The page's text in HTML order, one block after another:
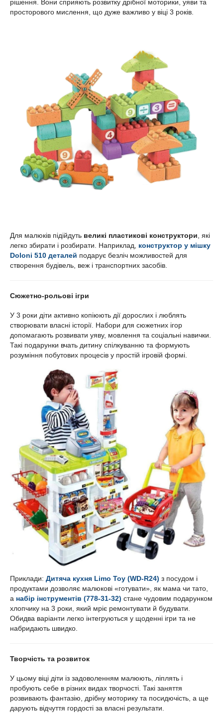
рішення. Вони сприяють розвитку дрібної моторики, уяви та
просторового мислення, що дуже важливо у віці 3 років.
Для малюків підійдуть великі пластикові конструктори , які
легко збирати і розбирати. Наприклад, конструктор у мішку
Doloni 510 деталей подарує безліч можливостей для
створення будівель, веж і транспортних засобів.
Сюжетно-рольові ігри
У 3 роки діти активно копіюють дії дорослих і люблять
створювати власні історії. Набори для сюжетних ігор
допомагають розвивати уяву, мовлення та соціальні навички.
Такі подарунки вчать дитину спілкуванню та формують
розуміння побутових процесів у простій ігровій формі.
Приклади: Дитяча кухня Limo Toy (WD-R24) з посудом і
продуктами дозволяє малюкові «готувати», як мама чи тато,
а набір інструментів (778-31-32) стане чудовим подарунком
хлопчику на 3 роки, який мріє ремонтувати й будувати.
Обидва варіанти легко інтегруються у щоденні ігри та не
набридають швидко.
Творчість та розвиток
У цьому віці діти із задоволенням малюють, ліплять і
пробують себе в різних видах творчості. Такі заняття
розвивають фантазію, дрібну моторику та посидючість, а ще
дарують відчуття гордості за власні результати.